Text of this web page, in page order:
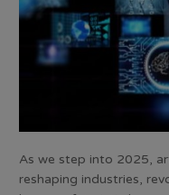
As we step into 2025,
reshaping industries,